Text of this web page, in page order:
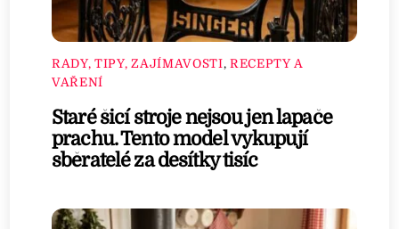
RADY, TIPY, ZAJÍMAVOSTI, RECEPTY A
VAŘENÍ
Staré šicí stroje nejsou jen lapače
prachu. Tento model vykupují
sběratelé za desítky tisíc